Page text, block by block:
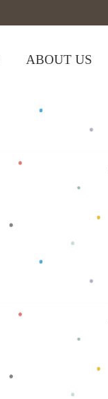
ABOUT US
> Kodok BK